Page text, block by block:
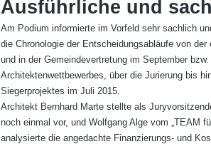
Ausführliche und
Am Podium informierte im Vorfeld sehr sachlich
die Chronologie der Entscheidungsabläufe von
und in der Gemeindevertretung im September
Architektenwettbewerbes, über die Jurierung bis
Siegerprojektes im Juli 2015.
Architekt Bernhard Marte stellte als
noch einmal vor, und Wolfgang Alge vom „TEAM
analysierte die angedachte Finanzierungs- und